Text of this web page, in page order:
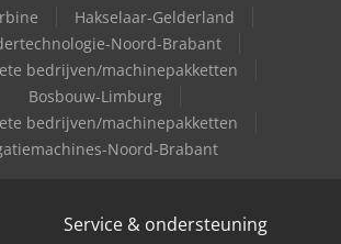
Hakselaar-Gelderland
Noord-Brabant
bedrijven/machinepakketten
Bosbouw-Limburg
bedrijven/machinepakketten
Noord-Brabant
Service & ondersteuning